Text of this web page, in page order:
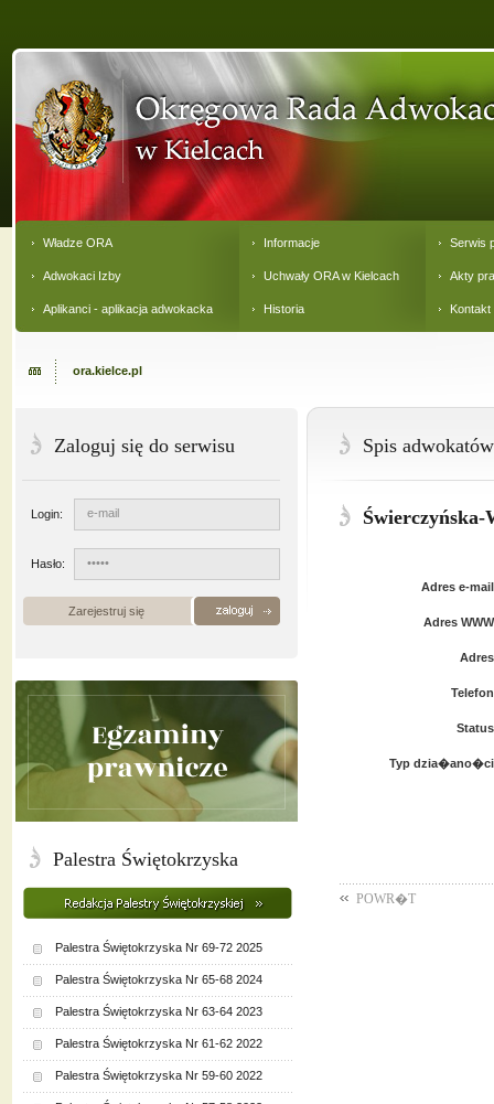
Władze ORA
Adwokaci Izby
Aplikanci - aplikacja adwokacka
Informacje
Uchwały ORA w Kielcach
Historia
Serwis
Akty
Kontakt
ora.kielce.pl
Spis
Adres e-mail
Adres WWW
Adres
Telefon
Status
Typ dzia�ano�ci
POWR�T
Zaloguj się do serwisu
Login:
Hasło:
Zarejestruj się
Palestra Świętokrzyska
Palestra Świętokrzyska Nr 69-72 2025
Palestra Świętokrzyska Nr 65-68 2024
Palestra Świętokrzyska Nr 63-64 2023
Palestra Świętokrzyska Nr 61-62 2022
Palestra Świętokrzyska Nr 59-60 2022